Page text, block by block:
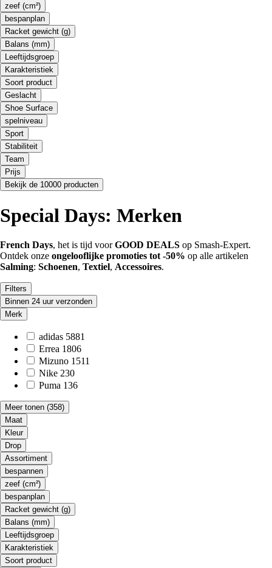
zeef (cm²)
bespanplan
Racket gewicht (g)
Balans (mm)
Leeftijdsgroep
Karakteristiek
Soort product
Geslacht
Shoe Surface
spelniveau
Sport
Stabiliteit
Team
Prijs
Bekijk de 10000 producten
Special Days: Merken
French Days, het is tijd voorGOOD DEALS op Smash-Expert.
Ontdek onze ongelooflijke promoties tot -50% op alle artikelen
Salming: Schoenen, Textiel, Accessoires.
Filters
Binnen 24 uur verzonden
Merk
adidas 5881
Errea 1806
Mizuno 1511
Nike 230
Puma 136
Meer tonen (358)
Maat
Kleur
Drop
Assortiment
bespannen
zeef (cm²)
bespanplan
Racket gewicht (g)
Balans (mm)
Leeftijdsgroep
Karakteristiek
Soort product